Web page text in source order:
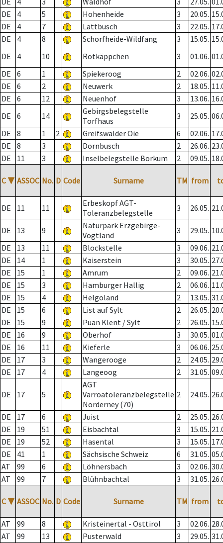
DE
4 5 Hohenheide 3 20.05.
DE
4 7 Lattbusch 3 22.05.
DE
4 8 Schorfheide-Wildfang 3 15.05.
DE
4 10 Rotkäppchen 3 01.06.
DE
6 1 Spiekeroog 2 02.06.
DE
6 2 Neuwerk 2 18.05.
DE
6 12 Neuenhof 3 13.06.
DE
6 14
Gebirgsbelegstelle
Torfhaus
3 25.05.
DE
8 1 2 Greifswalder Oie 6 02.06.
DE
8 3 Dornbusch 2 26.06.
DE
11 3 Inselbelegstelle Borkum 2 09.05.
C ▼ ASSOC No. D Code Surname TM from
DE 11 11
Erbeskopf AGT-
Toleranzbelegstelle
3 26.05.
DE 13 9
Naturpark Erzgebirge-
Vogtland
3 29.05.
DE
13 11 Blockstelle 3 09.06.
DE
14 1 Kaiserstein 3 30.05.
DE
15 1 Amrum 2 09.06.
DE
15 3 Hamburger Hallig 2 06.06.
DE
15 4 Helgoland 2 13.05.
DE
15 6 List auf Sylt 2 26.05.
DE
15 9 Puan Klent / Sylt 2 26.05.
DE
16 9 Oberhof 3 30.05.
DE
16 11 Kieferle 3 06.06.
DE
17 3 Wangerooge 2 24.05.
DE
17 4 Langeoog 2 31.05.
DE 17 5
AGT
Varroatoleranzbelegstelle
Norderney (70)
2 24.05.
DE 17 6 Juist 2 25.05.
DE
19 51 Eisbachtal 3 15.05.
DE
19 52 Hasental 3 15.05.
DE
41 1 Sächsische Schweiz 6 31.05.
AT
99 6 Löhnersbach 3 02.06.
AT
99 7 Blühnbachtal 3 31.05.
C ▼ ASSOC No. D Code Surname TM from
AT 99 8 Kristeinertal - Osttirol 3 02.06.
AT
99 13 Pusterwald 3 29.05.